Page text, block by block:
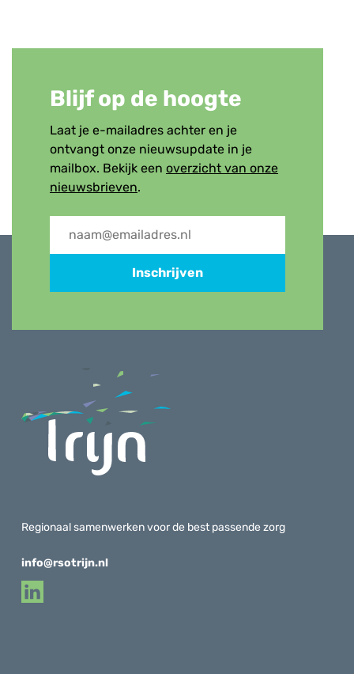
Blijf op de hoogte
Laat je e-mailadres achter en je
ontvangt onze nieuwsupdate in je
mailbox. Bekijk een overzicht van onze
nieuwsbrieven.
Inschrijven
Regionaal samenwerken voor de best passende zorg
info@rsotrijn.nl